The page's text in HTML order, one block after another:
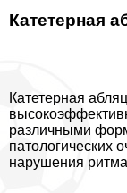
Катетерная
Катетерная
различными
патологических
нарушения ритма